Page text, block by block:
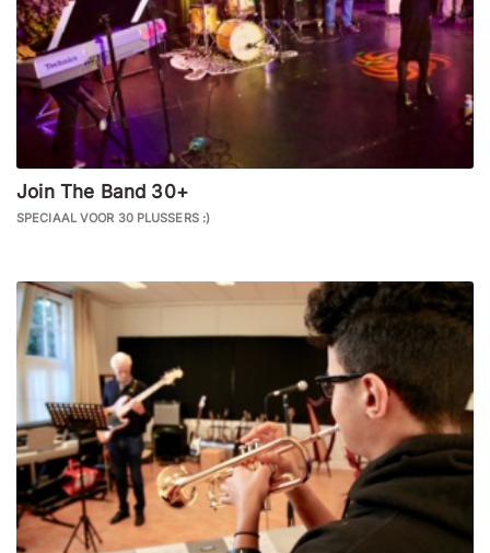
Join The Band 30+
SPECIAAL VOOR 30 PLUSSERS :)